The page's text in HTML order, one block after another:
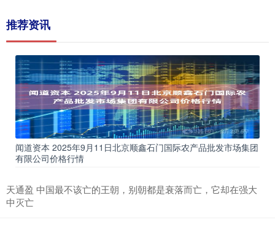
推荐资讯
闻道资本 2025年9月11日北京顺鑫石门国际农产品批发市场集团
有限公司价格行情
天通盈 中国最不该亡的王朝，别朝都是衰落而亡，它却在强大
中灭亡